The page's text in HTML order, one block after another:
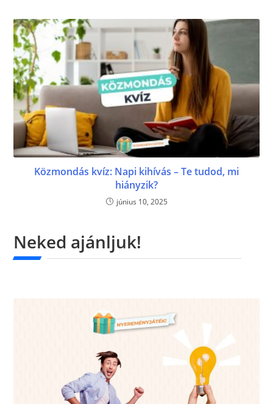
Közmondás kvíz: Napi kihívás – Te tudod, mi
hiányzik?
június 10, 2025
Neked ajánljuk!